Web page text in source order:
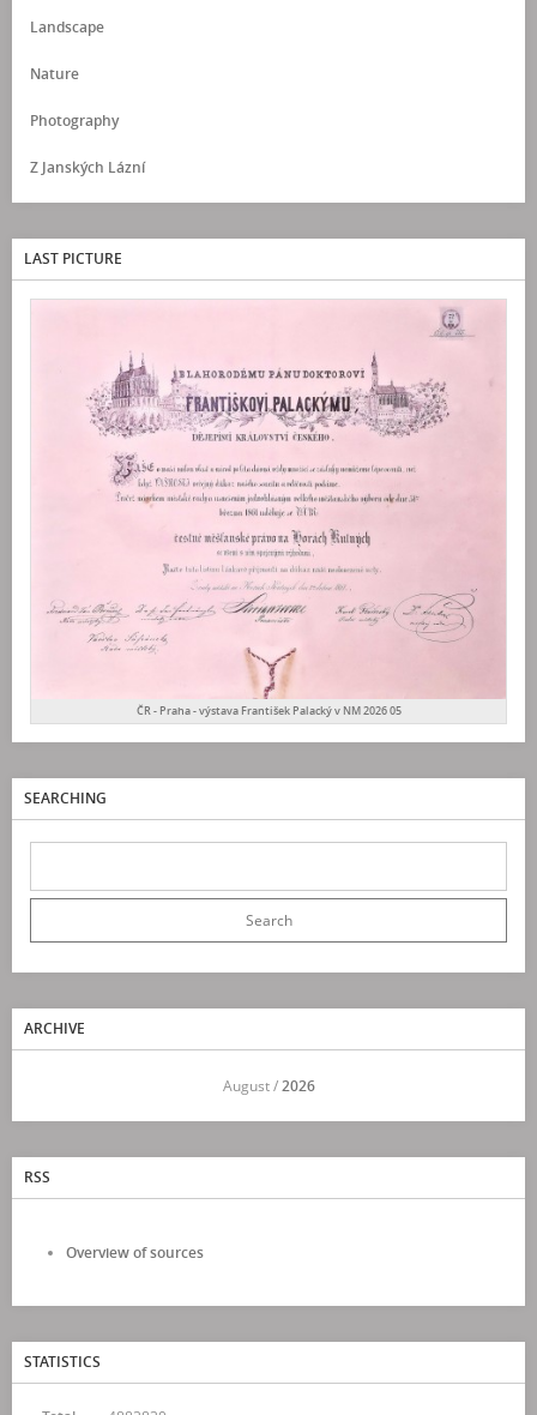
Landscape
Nature
Photography
Z Janských Lázní
LAST PICTURE
ČR - Praha - výstava František Palacký v NM 2026 05
SEARCHING
ARCHIVE
August /2026
RSS
Overview of sources
STATISTICS